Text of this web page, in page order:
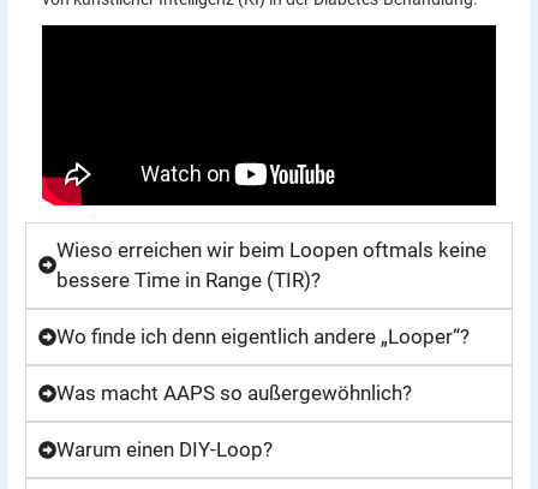
Wieso erreichen wir beim Loopen oftmals keine
bessere Time in Range (TIR)?
Wo finde ich denn eigentlich andere „Looper“?
Was macht AAPS so außergewöhnlich?
Warum einen DIY-Loop?